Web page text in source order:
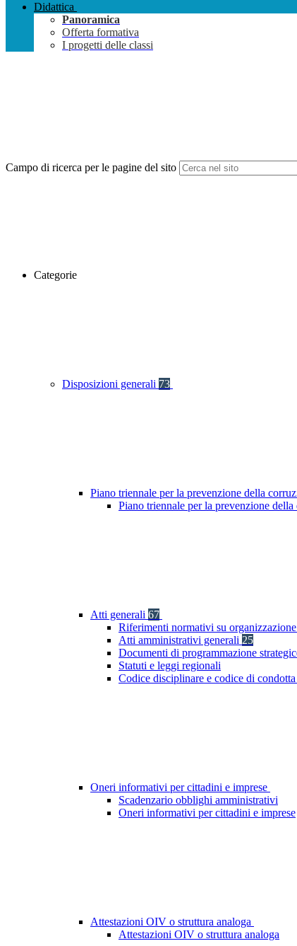
Didattica
Panoramica
Offerta formativa
I progetti delle classi
Campo di ricerca per le pagine del sito
Categorie
Disposizioni generali 73
Piano triennale per la prevenzione della
Piano triennale per la prevenzione
Atti generali 67
Riferimenti normativi su
Atti amministrativi generali 25
Documenti di programmazione
Statuti e leggi regionali
Codice disciplinare e codice di condotta
Oneri informativi per cittadini e imprese
Scadenzario obblighi amministrativi
Oneri informativi per cittadini e imprese
Attestazioni OIV o struttura analoga
Attestazioni OIV o struttura analoga